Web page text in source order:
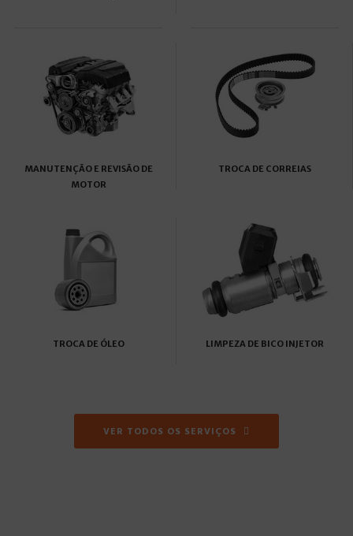
MANUTENÇÃO E REVISÃO DE
MOTOR
TROCA DE CORREIAS
TROCA DE ÓLEO LIMPEZA DE BICO INJETOR
VER TODOS OS SERVIÇOS